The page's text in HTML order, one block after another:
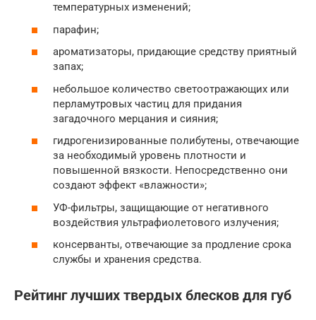
температурных изменений;
парафин;
ароматизаторы, придающие средству приятный
запах;
небольшое количество светоотражающих или
перламутровых частиц для придания
загадочного мерцания и сияния;
гидрогенизированные полибутены, отвечающие
за необходимый уровень плотности и
повышенной вязкости. Непосредственно они
создают эффект «влажности»;
УФ-фильтры, защищающие от негативного
воздействия ультрафиолетового излучения;
консерванты, отвечающие за продление срока
службы и хранения средства.
Рейтинг лучших твердых блесков для губ